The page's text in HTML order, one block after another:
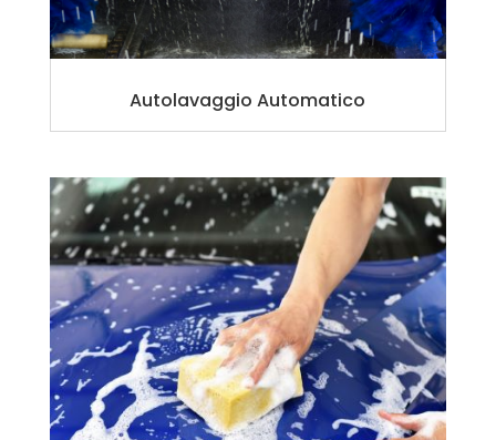
Autolavaggio Automatico